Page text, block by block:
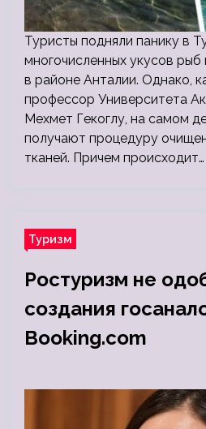
Туристы подняли панику в
многочисленных укусов
в районе Анталии. Однако,
профессор Университета
Мехмет Гекоглу, на самом
получают процедуру
тканей. Причем происходит…
Туризм
Ростуризм не
создания
Booking.com